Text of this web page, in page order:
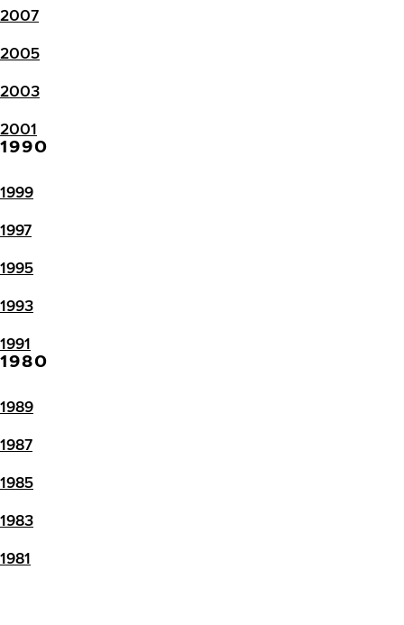
2007
2005
2003
2001
1990
1999
1997
1995
1993
1991
1980
1989
1987
1985
1983
1981